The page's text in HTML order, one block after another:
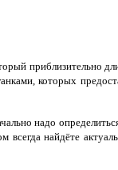
приблизительно
которых
надо
всегда найдёте